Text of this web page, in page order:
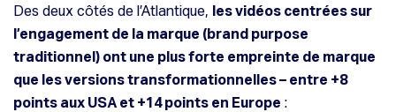
Des deux côtés de l’Atlantique, les vidéos centrées sur
l’engagement de la marque (brand purpose
traditionnel) ont une plus forte empreinte de marque
que les versions transformationnelles – entre +8
points aux USA et +14 points en Europe :